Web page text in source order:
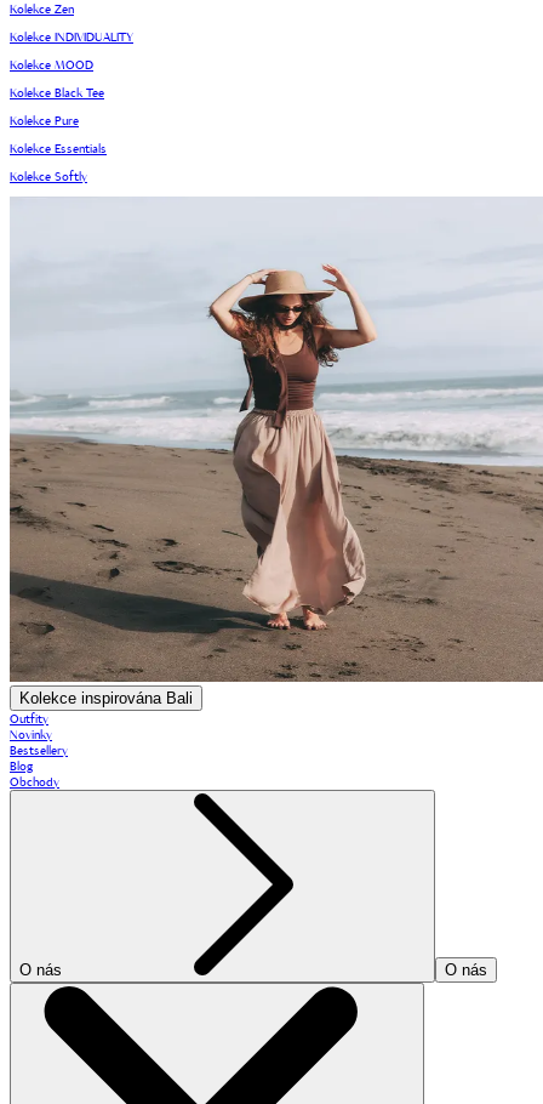
Kolekce Zen
Kolekce INDIVIDUALITY
Kolekce MOOD
Kolekce Black Tee
Kolekce Pure
Kolekce Essentials
Kolekce Softly
Kolekce inspirována Bali
Outfity
Novinky
Bestsellery
Blog
Obchody
O nás O nás